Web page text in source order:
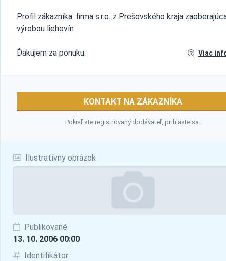
Ilustratívny obrázok
Publikované
13. 10. 2006 00:00
Identifikátor
Profil zákazníka: firma s.r.o. z Prešovského kraja
výrobou liehovín
Ďakujem za ponuku. Viac
KONTAKT NA ZÁKAZNÍKA
Pokiaľ ste registrovaný dodávateľ,prihláste sa.